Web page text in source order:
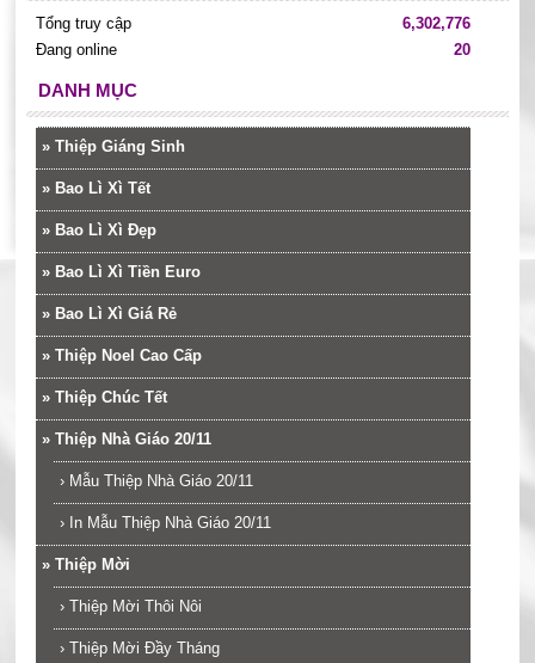
Tổng truy cập
6,302,776
Đang online
20
DANH MỤC
» Thiệp Giáng Sinh
» Bao Lì Xì Tết
» Bao Lì Xì Đẹp
» Bao Lì Xì Tiền Euro
» Bao Lì Xì Giá Rẻ
» Thiệp Noel Cao Cấp
» Thiệp Chúc Tết
» Thiệp Nhà Giáo 20/11
› Mẫu Thiệp Nhà Giáo 20/11
› In Mẫu Thiệp Nhà Giáo 20/11
» Thiệp Mời
› Thiệp Mời Thôi Nôi
› Thiệp Mời Đầy Tháng